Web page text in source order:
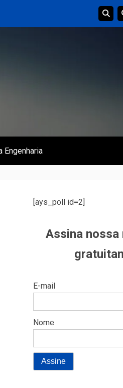
Engenharia
[ays_poll id=2]
Assina
E-mail
Nome